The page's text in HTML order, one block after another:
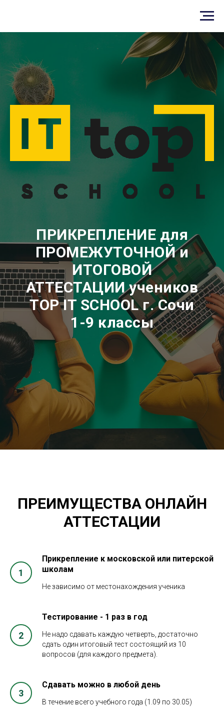
ПРИКРЕПЛЕНИЕ для
ПРОМЕЖУТОЧНОЙ и
ИТОГОВОЙ
АТТЕСТАЦИИ учеников
ТОP IT SCHOOLг. Сочи
1-9 классы
ПРЕИМУЩЕСТВА ОНЛАЙН
АТТЕСТАЦИИ
Прикрепление к московской или питерской
школам
Не зависимо от местонахождения ученика
Тестирование - 1 раз в год
Не надо сдавать каждую четверть, достаточно
сдать один итоговый тест состоящий из 10
вопросов (для каждого предмета).
Сдавать можно в любой день
В течение всего учебного года (1.09 по 30.05)